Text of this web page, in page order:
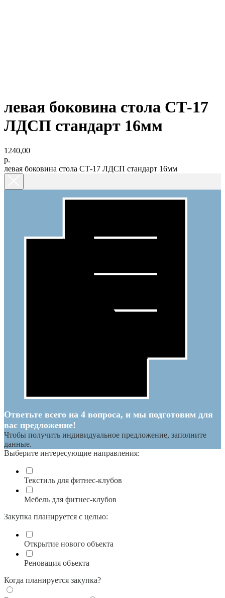
левая боковина стола СТ-17
ЛДСП стандарт 16мм
1240,00
р.
левая боковина стола СТ-17 ЛДСП стандарт 16мм
Ответьте всего на 4 вопроса, и мы подготовим для
вас предложение!
Чтобы получить индивидуальное предложение, заполните
данные.
Выберите интересующие направления:
Текстиль для фитнес-клубов
Мебель для фитнес-клубов
Закупка планируется с целью:
Открытие нового объекта
Реновация объекта
Когда планируется закупка?